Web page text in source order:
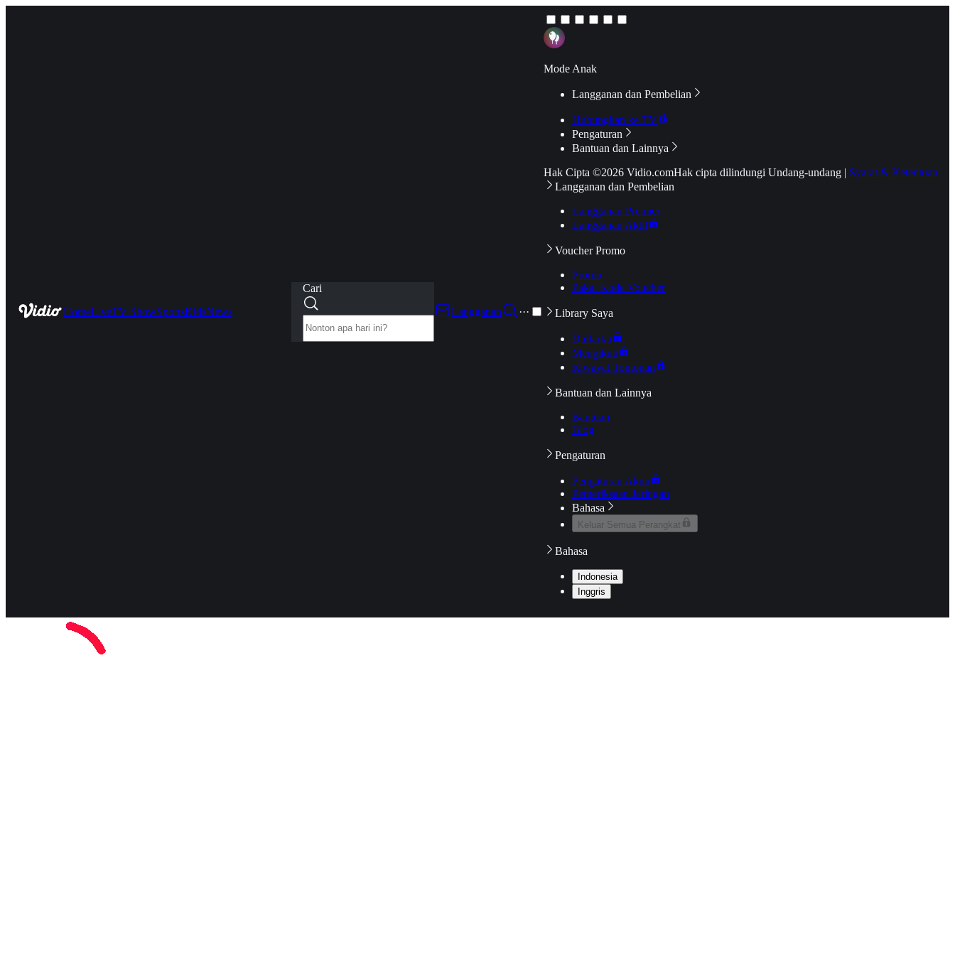
HomeLiveTV ShowSportsKidsNews
Cari
Langganan
···
Mode Anak
Langganan dan Pembelian
Hubungkan ke TV
Pengaturan
Bantuan dan Lainnya
Hak Cipta ©2026 Vidio.comHak cipta dilindungi Undang-undang | Syarat & Ketentuan
Langganan dan Pembelian
Langganan Premier
Langganan Aktif
Voucher Promo
Promo
Pakai Kode Voucher
Library Saya
Daftarku
Mengikuti
Riwayat Tontonan
Bantuan dan Lainnya
Bantuan
Blog
Pengaturan
Pengaturan Akun
Pemeriksaan Jaringan
Bahasa
Keluar Semua Perangkat
Bahasa
Indonesia
Inggris